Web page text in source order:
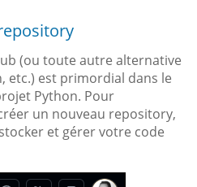
(ou toute autre alternative
etc.) est primordial dans le
Python. Pour
un nouveau repository,
et gérer votre code